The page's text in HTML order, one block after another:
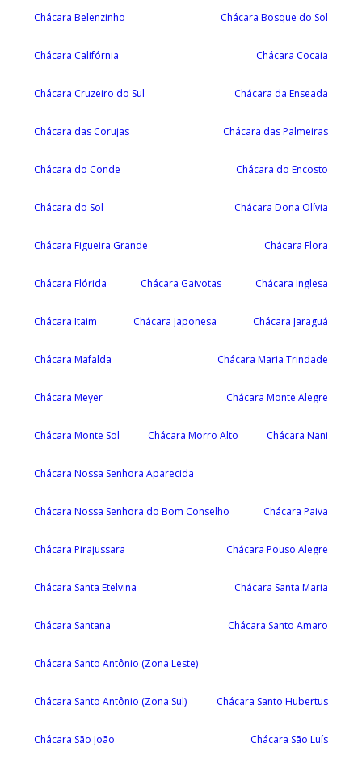
Chácara Belenzinho Chácara Bosque do Sol
Chácara Califórnia Chácara Cocaia
Chácara Cruzeiro do Sul Chácara da Enseada
Chácara das Corujas Chácara das Palmeiras
Chácara do Conde Chácara do Encosto
Chácara do Sol Chácara Dona Olívia
Chácara Figueira Grande Chácara Flora
Chácara Flórida Chácara Gaivotas Chácara Inglesa
Chácara Itaim Chácara Japonesa Chácara Jaraguá
Chácara Mafalda Chácara Maria Trindade
Chácara Meyer Chácara Monte Alegre
Chácara Monte Sol Chácara Morro Alto Chácara Nani
Chácara Nossa Senhora Aparecida
Chácara Nossa Senhora do Bom Conselho Chácara Paiva
Chácara Pirajussara Chácara Pouso Alegre
Chácara Santa Etelvina Chácara Santa Maria
Chácara Santana Chácara Santo Amaro
Chácara Santo Antônio (Zona Leste)
Chácara Santo Antônio (Zona Sul) Chácara Santo Hubertus
Chácara São João Chácara São Luís